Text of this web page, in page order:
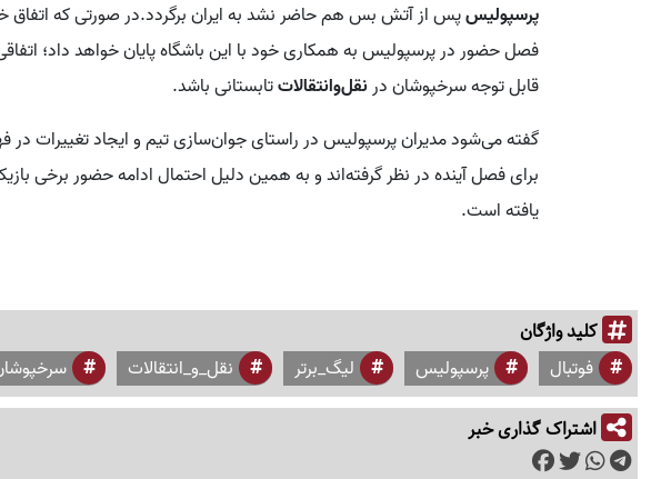
پرسپولیسپس از آتش بس هم حاضر نشد به ایران برگردد.در صورتی که
فصل حضور در پرسپولیس به همکاری خود با این باشگاه پایان خواهد داد؛
قابل توجه سرخپوشان درنقل‌وانتقالاتتابستانی باشد.
گفته می‌شود مدیران پرسپولیس در راستای جوان‌سازی تیم و ایجاد تغییرات
برای فصل آینده در نظر گرفته‌اند و به همین دلیل احتمال ادامه حضور برخی
یافته است.
کلید واژگان
فوتبال پرسپولیس لیگ_برتر نقل_و_انتقالات
اشتراک گذاری خبر